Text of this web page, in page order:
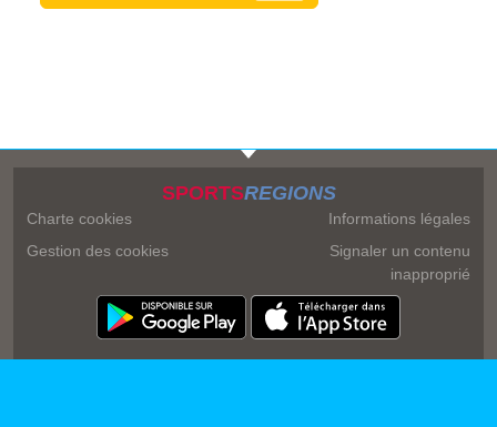
SPORTSREGIONS
Charte cookies
Gestion des cookies
Informations légales
Signaler un contenu
inapproprié